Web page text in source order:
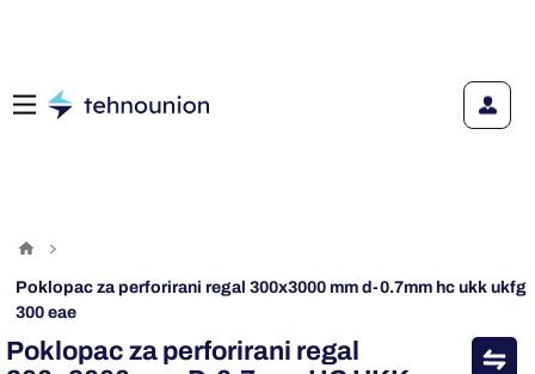
poklopac za perforirani regal 300x3000 mm d-0.7mm hc ukk ukfg
300 eae
Poklopac za perforirani regal